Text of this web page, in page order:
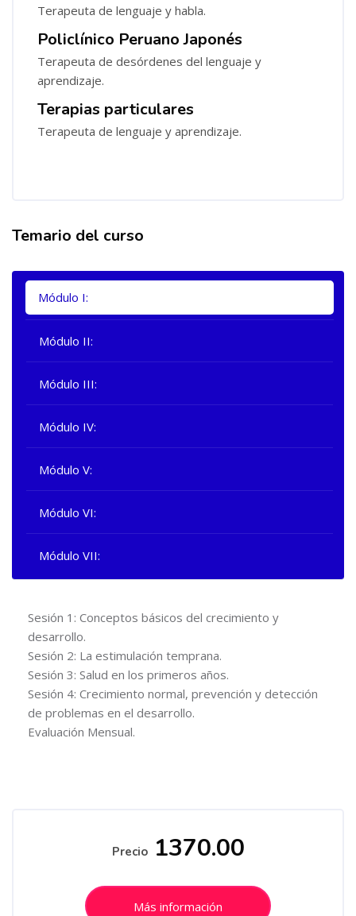
Terapeuta de lenguaje y habla.
Policlínico Peruano Japonés
Terapeuta de desórdenes del lenguaje y
aprendizaje.
Terapias particulares
Terapeuta de lenguaje y aprendizaje.
Salta [Cocoon] Tabs
Temario del curso
Módulo I:
Módulo II:
Módulo III:
Módulo IV:
Módulo V:
Módulo VI:
Módulo VII:
Sesión 1: Conceptos básicos del crecimiento y
desarrollo.
Sesión 2: La estimulación temprana.
Sesión 3: Salud en los primeros años.
Sesión 4: Crecimiento normal, prevención y detección
de problemas en el desarrollo.
Evaluación Mensual.
Precio1370.00
Más información